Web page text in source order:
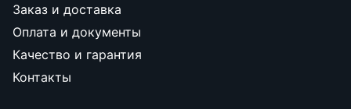
Заказ и доставка
Оплата и документы
Качество и гарантия
Контакты